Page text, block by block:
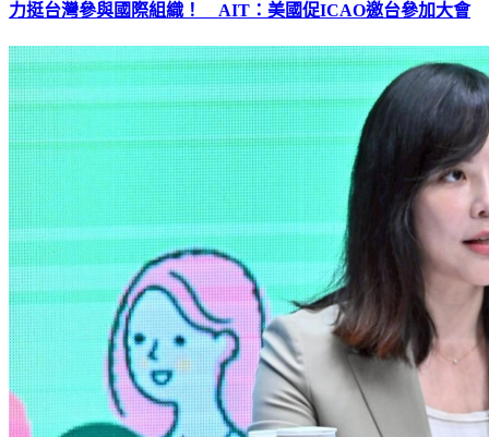
力挺台灣參與國際組織！ AIT：美國促ICAO邀台參加大會